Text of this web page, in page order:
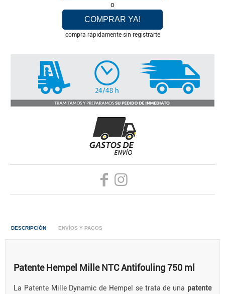
o
COMPRAR YA!
compra rápidamente sin registrarte
DESCRIPCIÓN ENVÍOS Y PAGOS
Patente Hempel Mille NTC Antifouling 750 ml
La Patente Mille Dynamic de Hempel se trata de una patente